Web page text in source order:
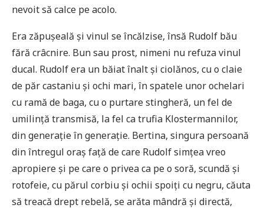
nevoit să calce pe acolo.
Era zăpușeală și vinul se încălzise, însă Rudolf bău
fără crâcnire. Bun sau prost, nimeni nu refuza vinul
ducal. Rudolf era un băiat înalt și ciolănos, cu o claie
de păr castaniu și ochi mari, în spatele unor ochelari
cu ramă de baga, cu o purtare stingheră, un fel de
umilință transmisă, la fel ca trufia Klostermannilor,
din generație în generație. Bertina, singura persoană
din întregul oraș față de care Rudolf simțea vreo
apropiere și pe care o privea ca pe o soră, scundă și
rotofeie, cu părul corbiu și ochii spoiți cu negru, căuta
să treacă drept rebelă, se arăta mândră și directă,